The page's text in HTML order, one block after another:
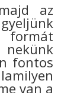
az
formát
fontos
van a